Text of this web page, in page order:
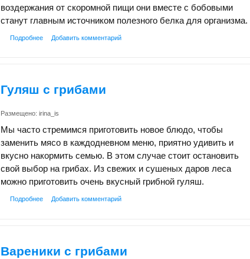
воздержания от скоромной пищи они вместе с бобовыми
станут главным источником полезного белка для организма.
Подробнее Добавить комментарий
Гуляш с грибами
Размещено: irina_is
Мы часто стремимся приготовить новое блюдо, чтобы
заменить мясо в каждодневном меню, приятно удивить и
вкусно накормить семью. В этом случае стоит остановить
свой выбор на грибах. Из свежих и сушеных даров леса
можно приготовить очень вкусный грибной гуляш.
Подробнее Добавить комментарий
Вареники с грибами